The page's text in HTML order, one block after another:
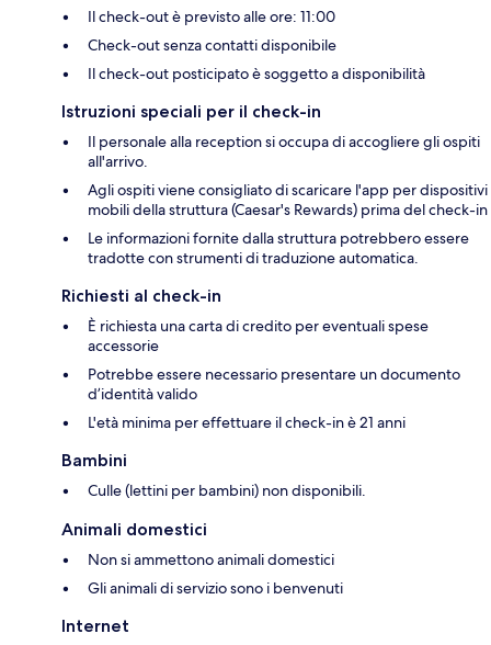
Il check-out è previsto alle ore: 11:00
Check-out senza contatti disponibile
Il check-out posticipato è soggetto a disponibilità
Istruzioni speciali per il check-in
Il personale alla reception si occupa di accogliere gli ospiti
all'arrivo.
Agli ospiti viene consigliato di scaricare l'app per dispositivi
mobili della struttura (Caesar's Rewards) prima del check-in
Le informazioni fornite dalla struttura potrebbero essere
tradotte con strumenti di traduzione automatica.
Richiesti al check-in
È richiesta una carta di credito per eventuali spese
accessorie
Potrebbe essere necessario presentare un documento
d’identità valido
L'età minima per effettuare il check-in è 21 anni
Bambini
Culle (lettini per bambini) non disponibili.
Animali domestici
Non si ammettono animali domestici
Gli animali di servizio sono i benvenuti
Internet